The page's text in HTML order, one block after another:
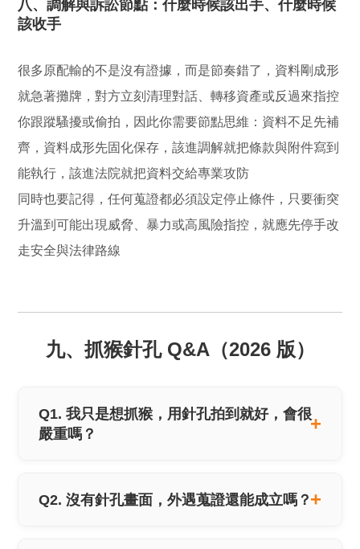
八、調解與訴訟節點：什麼時候該出手、什麼時候
該收手
很多原配輸的不是沒有證據，而是節奏錯了，資料剛成形
就急著攤牌，對方立刻清理對話、轉移資產或反過來指控
你跟蹤騷擾或偷拍，因此你需要節點思維：資料不足先補
齊，資料成形先固化保存，該進調解就把條款與附件寫到
能執行，該進法院就把資料交給專業攻防
同時也要記得，任何蒐證都必須設定停止條件，只要衝突
升溫到可能出現威脅、暴力或高風險指控，就應先停手改
走安全與法律路線
九、抓猴針孔 Q&A（2026 版）
Q1. 我只是想抓猴，用針孔拍到就好，會很
嚴重嗎？
Q2. 沒有針孔畫面，外遇蒐證還能成立嗎？